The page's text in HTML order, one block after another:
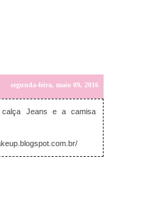
segunda-feira, maio 09, 2016
calça Jeans e a camisa